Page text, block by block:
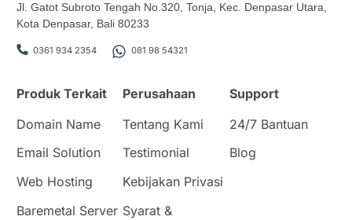
Jl. Gatot Subroto Tengah No.320, Tonja, Kec. Denpasar Utara,
Kota Denpasar, Bali 80233
0361 934 2354 081 98 54321
Produk Terkait
Domain Name
Email Solution
Web Hosting
Baremetal Server
Perusahaan
Tentang Kami
Testimonial
Kebijakan Privasi
Syarat &
Support
24/7 Bantuan
Blog